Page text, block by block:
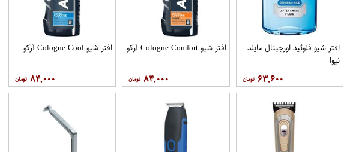
افتر شیو فلوئید اورجینال مایلد
نیوا
۶۳,۶۰۰
افتر شیو Cologne Comfort آرکو
۸۴,۰۰۰
افتر شیو Cologne Cool آرکو
۸۴,۰۰۰